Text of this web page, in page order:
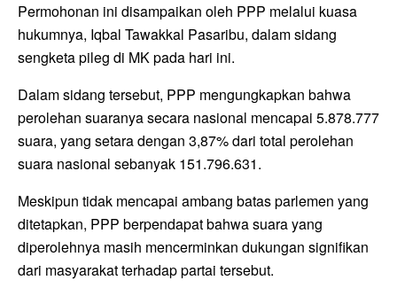
Permohonan ini disampaikan oleh PPP melalui kuasa
hukumnya, Iqbal Tawakkal Pasaribu, dalam sidang
sengketa pileg di MK pada hari ini.
Dalam sidang tersebut, PPP mengungkapkan bahwa
perolehan suaranya secara nasional mencapai 5.878.777
suara, yang setara dengan 3,87% dari total perolehan
suara nasional sebanyak 151.796.631.
Meskipun tidak mencapai ambang batas parlemen yang
ditetapkan, PPP berpendapat bahwa suara yang
diperolehnya masih mencerminkan dukungan signifikan
dari masyarakat terhadap partai tersebut.